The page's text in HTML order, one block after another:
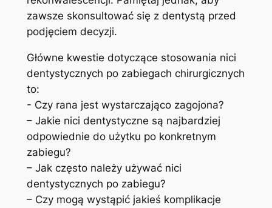
zawsze‍ skonsultować​ się z dentystą przed
podjęciem decyzji.
Główne kwestie dotyczące stosowania ‌nici
dentystycznych po zabiegach chirurgicznych
to: ​
-‍ Czy rana jest wystarczająco zagojona?
– Jakie ⁢nici dentystyczne są najbardziej
‍odpowiednie do użytku po konkretnym
zabiegu?
– Jak często należy używać nici
dentystycznych ‍po zabiegu?
– Czy mogą wystąpić jakieś komplikacje